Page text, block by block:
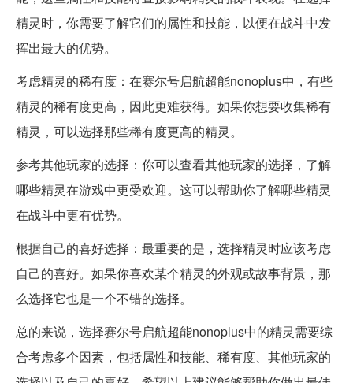
精灵时，你需要了解它们的属性和技能，以便在战斗中发
挥出最大的优势。
考虑精灵的稀有度：在赛尔号启航超能nonoplus中，有些
精灵的稀有度更高，因此更难获得。如果你想要收集稀有
精灵，可以选择那些稀有度更高的精灵。
参考其他玩家的选择：你可以查看其他玩家的选择，了解
哪些精灵在游戏中更受欢迎。这可以帮助你了解哪些精灵
在战斗中更有优势。
根据自己的喜好选择：最重要的是，选择精灵时应该考虑
自己的喜好。如果你喜欢某个精灵的外观或故事背景，那
么选择它也是一个不错的选择。
总的来说，选择赛尔号启航超能nonoplus中的精灵需要综
合考虑多个因素，包括属性和技能、稀有度、其他玩家的